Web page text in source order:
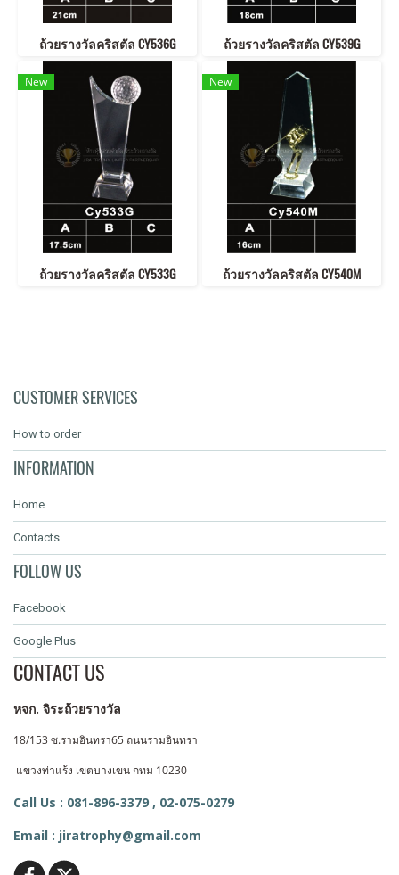
ถ้วยรางวัลคริสตัล CY536G ถ้วยรางวัลคริสตัล CY539G
New
ถ้วยรางวัลคริสตัล CY533G
New
ถ้วยรางวัลคริสตัล CY540M
CUSTOMER SERVICES
How to order
INFORMATION
Home
Contacts
FOLLOW US
Facebook
Google Plus
CONTACT US
หจก. จิระถ้วยรางวัล
18/153 ซ.รามอินทรา65 ถนนรามอินทรา
แขวงท่าแร้ง เขตบางเขน กทม 10230
Call Us : 081-896-3379 , 02-075-0279
Email : jiratrophy@gmail.com